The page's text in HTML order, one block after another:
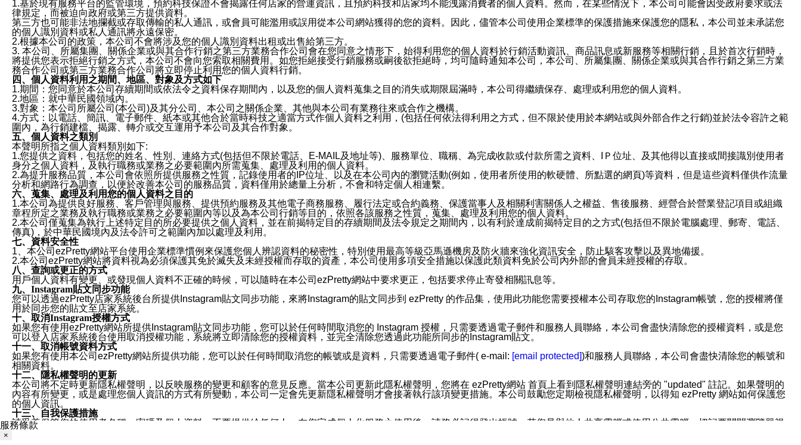
1.基於現有服務平台的監管環境，預約科技保證不會揭露任何店家的營運資訊，且預約科技和店家均不能洩露消費者的個人資料。然而，在某些情況下，本公司可能會因受政府要求或法
律規定，而被迫向政府或第三方提供資料。
第三方也可能非法地攔截或存取傳輸的私人通訊，或會員可能濫用或誤用從本公司網站獲得的您的資料。因此，儘管本公司使用企業標準的保護措施來保護您的隱私，本公司並未承諾您
的個人識別資料或私人通訊將永遠保密。
2.根據本公司的政策，本公司不會將涉及您的個人識別資料出租或出售給第三方。
3. 本公司、所屬集團、關係企業或與其合作行銷之第三方業務合作公司會在您同意之情形下，始得利用您的個人資料於行銷活動資訊、商品訊息或新服務等相關行銷，且於首次行銷時，
將提供您表示拒絕行銷之方式，本公司不會向您索取相關費用。如您拒絕接受行銷服務或嗣後欲拒絕時，均可隨時通知本公司，本公司、所屬集團、關係企業或與其合作行銷之第三方業
務合作公司或第三方業務合作公司將立即停止利用您的個人資料行銷。
四、個人資料利用之期間、地區、對象及方式如下
1.期間：您同意於本公司存續期間或依法令之資料保存期間內，以及您的個人資料蒐集之目的消失或期限屆滿時，本公司得繼續保存、處理或利用您的個人資料。
2.地區：就中華民國領域內。
3.對象：本公司所屬公司(本公司)及其分公司、本公司之關係企業、其他與本公司有業務往來或合作之機構。
4.方式：以電話、簡訊、電子郵件、紙本或其他合於當時科技之適當方式作個人資料之利用，(包括任何依法得利用之方式，但不限於使用於本網站或與外部合作之行銷)並於法令容許之範
圍內，為行銷建檔、揭露、轉介或交互運用予本公司及其合作對象。
五、個人資料之類別
本聲明所指之個人資料類別如下:
1.您提供之資料，包括您的姓名、性別、連絡方式(包括但不限於電話、E-MAIL及地址等)、服務單位、職稱、為完成收款或付款所需之資料、IＰ位址、及其他得以直接或間接識別使用者
身分之個人資料，及執行職務或業務之必要範圍內所需蒐集、處理及利用的個人資料。
2.為提升服務品質，本公司會依照所提供服務之性質，記錄使用者的IP位址、以及在本公司內的瀏覽活動(例如，使用者所使用的軟硬體、所點選的網頁)等資料，但是這些資料僅供作流量
分析和網路行為調查，以便於改善本公司的服務品質，資料僅用於總量上分析，不會和特定個人相連繫。
六、蒐集、處理及利用您的個人資料之目的
1.本公司為提供良好服務、客戶管理與服務、提供預約服務及其他電子商務服務、履行法定或合約義務、保護當事人及相關利害關係人之權益、售後服務、經營合於營業登記項目或組織
章程所定之業務及執行職務或業務之必要範圍內等以及為本公司行銷等目的，依照各該服務之性質，蒐集、處理及利用您的個人資料。
2.本公司僅蒐集為執行上述特定目的所必要提供之個人資料，並在前揭特定目的存續期間及法令規定之期間內，以有利於達成前揭特定目的之方式(包括但不限於電腦處理、郵寄、電話、
傳真)，於中華民國境內及法令許可之範圍內加以處理及利用。
七、資料安全性
1、本公司ezPretty網站平台使用企業標準慣例來保護您個人辨認資料的秘密性，特別使用最高等級亞馬遜機房及防火牆來強化資訊安全，防止駭客攻擊以及異地備援。
2.本公司ezPretty網站將資料視為必須保護其免於滅失及未經授權而存取的資產，本公司使用多項安全措施以保護此類資料免於公司內外部的會員未經授權的存取。
八、查詢或更正的方式
用戶個人資料有變更、或發現個人資料不正確的時候，可以隨時在本公司ezPretty網站中要求更正，包括要求停止寄發相關訊息等。
九、Instagram貼文同步功能
您可以透過ezPretty店家系統後台所提供Instagram貼文同步功能，來將Instagram的貼文同步到 ezPretty 的作品集，使用此功能您需要授權本公司存取您的Instagram帳號，您的授權將僅
用於同步您的貼文至店家系統。
十、取消Instagram授權方式
如果您有使用ezPretty網站所提供Instagram貼文同步功能，您可以於任何時間取消您的 Instagram 授權，只需要透過電子郵件和服務人員聯絡，本公司會盡快清除您的授權資料，或是您
可以登入店家系統後台使用取消授權功能，系統將立即清除您的授權資料，並完全清除您透過此功能所同步的Instagram貼文。
十一、取消帳號資料方式
如果您有使用本公司ezPretty網站所提供功能，您可以於任何時間取消您的帳號或是資料，只需要透過電子郵件( e-mail: [email protected])和服務人員聯絡，本公司會盡快清除您的帳號和
相關資料。
十二、隱私權聲明的更新
本公司將不定時更新隱私權聲明，以反映服務的變更和顧客的意見反應。當本公司更新此隱私權聲明，您將在 ezPretty網站 首頁上看到隱私權聲明連結旁的 "updated" 註記。如果聲明的
內容有所變更，或是處理您個人資訊的方式有所變動，本公司一定會先更新隱私權聲明才會接著執行該項變更措施。本公司鼓勵您定期檢視隱私權聲明，以得知 ezPretty 網站如何保護您
的個人資訊。
十三、自我保護措施
請妥善保管您的使用者名稱、密碼及個人資料，不要提供給任何人。在您完成個人化服務之使用後，請務必記得登出帳號。若您是與他人共享電腦或使用公共電腦，切記要關閉瀏覽器視
窗，以防止他人讀取您的個人資料、信件或進入所機關管理區。
服務條款
×